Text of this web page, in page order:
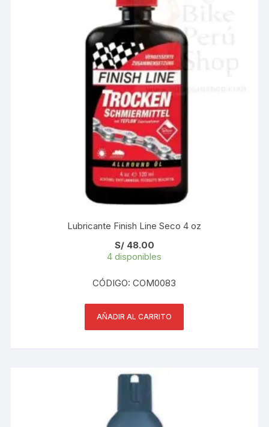
Lubricante Finish Line Seco 4 oz
S/48.00
4 disponibles
CÓDIGO: COM0083
AÑADIR AL CARRITO